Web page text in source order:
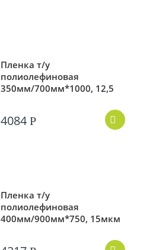
Пленка т/у
полиолефиновая
350мм/700мм*1000, 12,5
4084 Р
Пленка т/у
полиолефиновая
400мм/900мм*750, 15мкм